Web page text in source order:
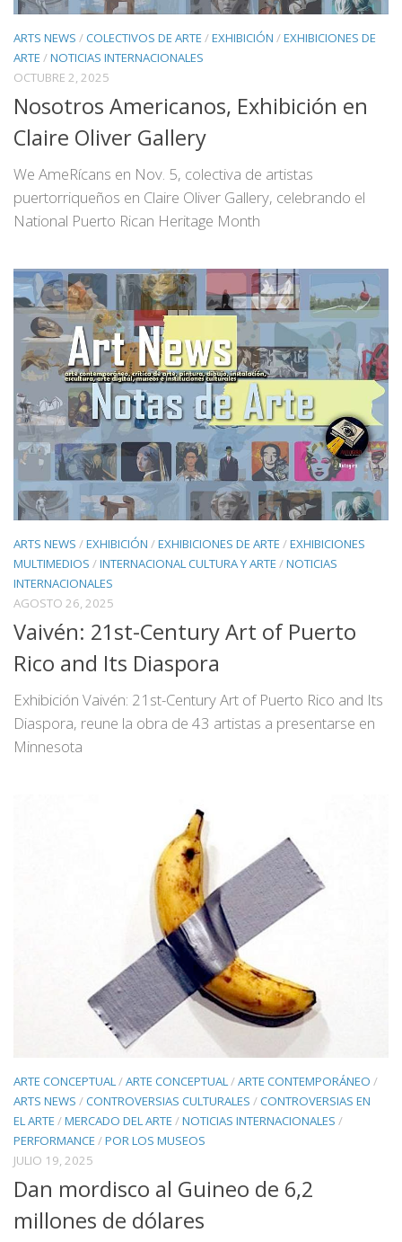
ARTS NEWS /COLECTIVOS DE ARTE /EXHIBICIÓN /EXHIBICIONES DE
ARTE /NOTICIAS INTERNACIONALES
OCTUBRE 2, 2025
Nosotros Americanos, Exhibición en
Claire Oliver Gallery
We AmeRícans en Nov. 5, colectiva de artistas
puertorriqueños en Claire Oliver Gallery, celebrando el
National Puerto Rican Heritage Month
ARTS NEWS /EXHIBICIÓN /EXHIBICIONES DE ARTE /EXHIBICIONES
MULTIMEDIOS /INTERNACIONAL CULTURA Y ARTE /NOTICIAS
INTERNACIONALES
AGOSTO 26, 2025
Vaivén: 21st-Century Art of Puerto
Rico and Its Diaspora
Exhibición Vaivén: 21st-Century Art of Puerto Rico and Its
Diaspora, reune la obra de 43 artistas a presentarse en
Minnesota
ARTE CONCEPTUAL/ARTE CONCEPTUAL/ARTE CONTEMPORÁNEO /
ARTS NEWS /CONTROVERSIAS CULTURALES /CONTROVERSIAS EN
EL ARTE /MERCADO DEL ARTE /NOTICIAS INTERNACIONALES /
PERFORMANCE /POR LOS MUSEOS
JULIO 19, 2025
Dan mordisco al Guineo de 6,2
millones de dólares